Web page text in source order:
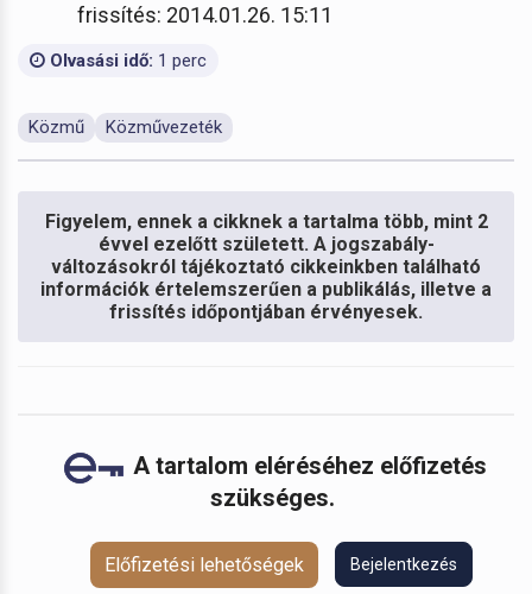
frissítés: 2014.01.26. 15:11
Olvasási idő: 1 perc
Közmű Közművezeték
Figyelem, ennek a cikknek a tartalma több, mint 2
évvel ezelőtt született. A jogszabály-
változásokról tájékoztató cikkeinkben található
információk értelemszerűen a publikálás, illetve a
frissítés időpontjában érvényesek.
A tartalom eléréséhez előfizetés
szükséges.
Előfizetési lehetőségek Bejelentkezés